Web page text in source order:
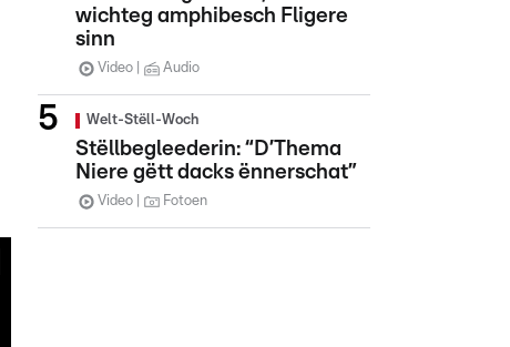
wichteg amphibesch Fligere
sinn
Video Audio
Welt-Stëll-Woch
Stëllbegleederin: “D’Thema
Niere gëtt dacks ënnerschat”
Video Fotoen